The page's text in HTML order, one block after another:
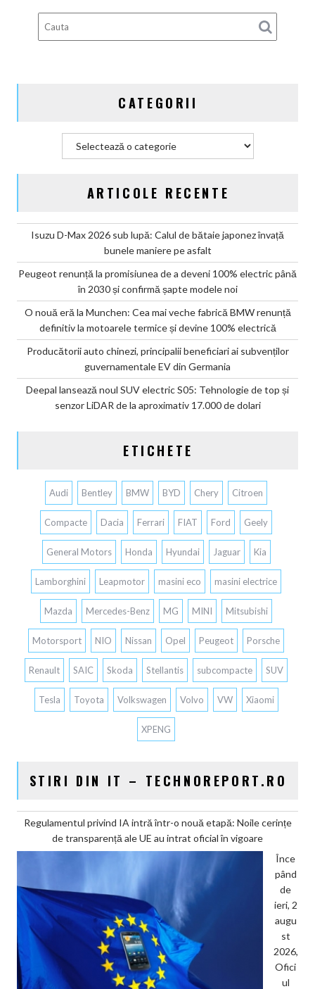
din
Germania
CATEGORII
ARTICOLE RECENTE
Isuzu D-Max 2026 sub lupă: Calul de bătaie japonez învață
bunele maniere pe asfalt
Peugeot renunță la promisiunea de a deveni 100% electric până
în 2030 și confirmă șapte modele noi
O nouă eră la Munchen: Cea mai veche fabrică BMW renunță
definitiv la motoarele termice și devine 100% electrică
Producătorii auto chinezi, principalii beneficiari ai subvenților
guvernamentale EV din Germania
Deepal lansează noul SUV electric S05: Tehnologie de top și
senzor LiDAR de la aproximativ 17.000 de dolari
ETICHETE
Audi Bentley BMW BYD Chery Citroen
Compacte Dacia Ferrari FIAT Ford Geely
General Motors Honda Hyundai Jaguar Kia
Lamborghini Leapmotor masini eco masini electrice
Mazda Mercedes-Benz MG MINI Mitsubishi
Motorsport NIO Nissan Opel Peugeot Porsche
Renault SAIC Skoda Stellantis subcompacte SUV
Tesla Toyota Volkswagen Volvo VW Xiaomi
XPENG
STIRI DIN IT – TECHNOREPORT.RO
Regulamentul privind IA intră într-o nouă etapă: Noile cerințe
de transparență ale UE au intrat oficial în vigoare
Înce
pând
de
ieri, 2
augu
st
2026,
Ofici
ul